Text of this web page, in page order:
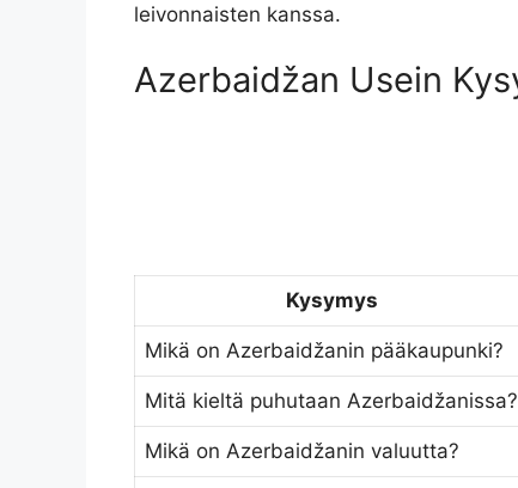
leivonnaisten kanssa.
Azerbaidžan Usein
Kysymys
Mikä on Azerbaidžanin pääkaupunki?
Mitä kieltä puhutaan Azerbaidžanissa?
Mikä on Azerbaidžanin valuutta?